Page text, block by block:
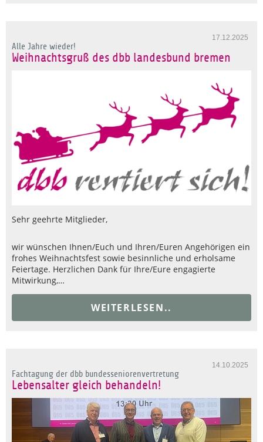
17.12.2025
Alle Jahre wieder!
Weihnachtsgruß des dbb landesbund bremen
Sehr geehrte Mitglieder,
wir wünschen Ihnen/Euch und Ihren/Euren Angehörigen ein
frohes Weihnachtsfest sowie besinnliche und erholsame
Feiertage. Herzlichen Dank für Ihre/Eure engagierte
Mitwirkung,…
WEITERLESEN..
14.10.2025
Fachtagung der dbb bundesseniorenvertretung
Lebensalter gleich behandeln!